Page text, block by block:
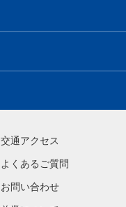
交通アクセス
よくあるご質問
お問い合わせ